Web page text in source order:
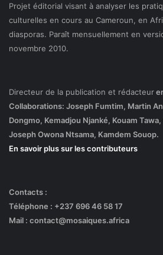
Projet éditorial visant à analyser les
culturelles en cours au Cameroun, en
diasporas. Paraît mensuellement en
novembre 2010.
Directeur de la publication et rédacteur
Collaborations: Joseph Fumtim, Martin
Dongmo, Kemadjou Njanké, Kouam
Joseph Owona Ntsama, Kamdem Souop.
En savoir plus sur les contributeurs
Contacts :
Téléphone : +237 696 46 58 17
Mail : contact@mosaiques.africa